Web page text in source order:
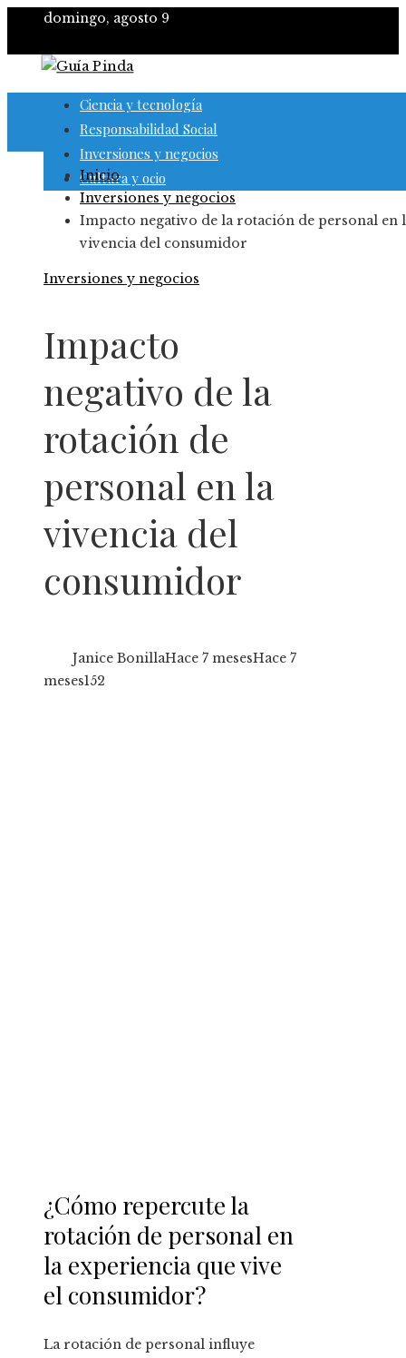
domingo, agosto 9
Ciencia y tecnología
Responsabilidad Social
Inversiones y negocios
Cultura y ocio
Inicio
Inversiones y negocios
Impacto negativo de la rotación de personal en
vivencia del consumidor
Inversiones y negocios
Impacto
negativo de la
rotación de
personal en la
vivencia del
consumidor
Janice BonillaHace 7 mesesHace 7
meses152
¿Cómo repercute la
rotación de personal en
la experiencia que vive
el consumidor?
La rotación de personal influye